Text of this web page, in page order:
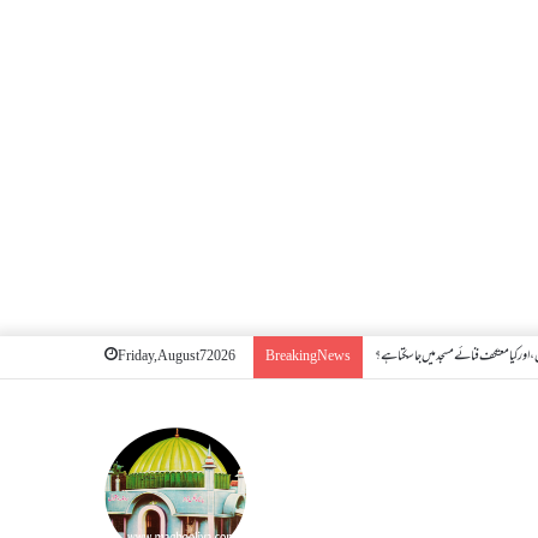
Friday, August 7 2026 Breaking News کیا معتکف فنائے مسجد میں جا سکتا ہے؟